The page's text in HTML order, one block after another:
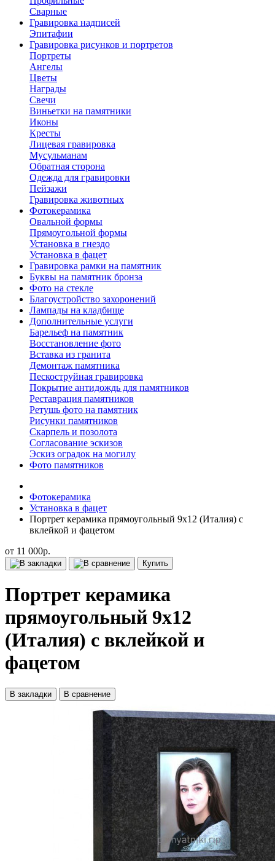
Сварные
Гравировка надписей
Эпитафии
Гравировка рисунков и портретов
Портреты
Ангелы
Цветы
Награды
Свечи
Виньетки на памятники
Иконы
Кресты
Лицевая гравировка
Мусульманам
Обратная сторона
Одежда для гравировки
Пейзажи
Гравировка животных
Фотокерамика
Овальной формы
Прямоугольной формы
Установка в гнездо
Установка в фацет
Гравировка рамки на памятник
Буквы на памятник бронза
Фото на стекле
Благоустройство захоронений
Лампады на кладбище
Дополнительные услуги
Барельеф на памятник
Восстановление фото
Вставка из гранита
Демонтаж памятника
Пескоструйная гравировка
Покрытие антидождь для памятников
Реставрация памятников
Ретушь фото на памятник
Рисунки памятников
Скарпель и позолота
Согласование эскизов
Эскиз оградок на могилу
Фото памятников
Фотокерамика
Установка в фацет
Портрет керамика прямоугольный 9x12 (Италия) с
вклейкой и фацетом
от 11 000р.
Купить
Портрет керамика
прямоугольный 9x12
(Италия) с вклейкой и
фацетом
В закладки В сравнение